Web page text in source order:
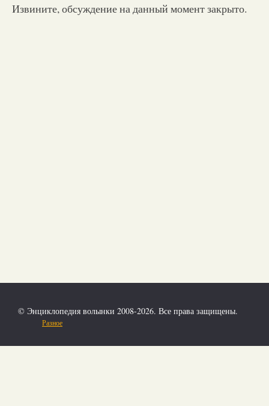
Извините, обсуждение на данный момент закрыто.
© Энциклопедия волынки 2008-2026. Все права защищены.
Разное